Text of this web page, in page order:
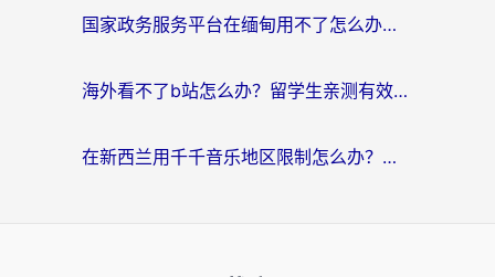
国家政务服务平台在缅甸用不了怎么办？海外华人必看的回国加速全攻略
海外看不了b站怎么办？留学生亲测有效的回国加速器选择攻略，解决豆瓣音乐、美团外卖难题
在新西兰用千千音乐地区限制怎么办？海外华人必备的回国加速解决方案